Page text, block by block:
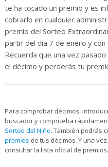
te ha tocado un premio y es
cobrarlo en cualquier
premio del Sorteo
partir del día 7 de enero y
Recuerda que una vez
el décimo y perderás tu
Para comprobar décimos,
buscador y comprueba
Sorteo del Niño. También podrás
premios de tus décimos. Y una
consultar la lista oficial de premios.